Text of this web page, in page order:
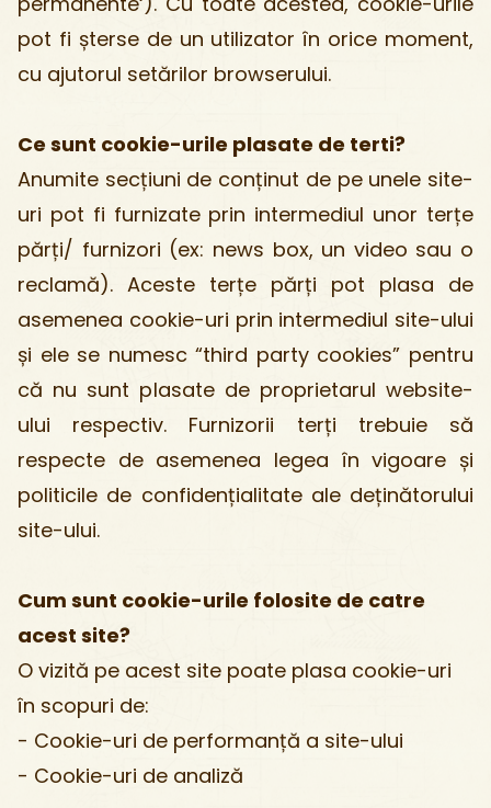
pot fi șterse de un utilizator în orice moment,
cu ajutorul setărilor browserului.
Ce sunt cookie-urile plasate de terti?
Anumite secțiuni de conținut de pe unele site-
uri pot fi furnizate prin intermediul unor terțe
părți/ furnizori (ex: news box, un video sau o
reclamă). Aceste terțe părți pot plasa de
asemenea cookie-uri prin intermediul site-ului
și ele se numesc “third party cookies” pentru
că nu sunt plasate de proprietarul website-
ului respectiv. Furnizorii terți trebuie să
respecte de asemenea legea în vigoare și
politicile de confidențialitate ale deținătorului
site-ului.
Cum sunt cookie-urile folosite de catre
acest site?
O vizită pe acest site poate plasa cookie-uri
în scopuri de:
- Cookie-uri de performanță a site-ului
- Cookie-uri de analiză